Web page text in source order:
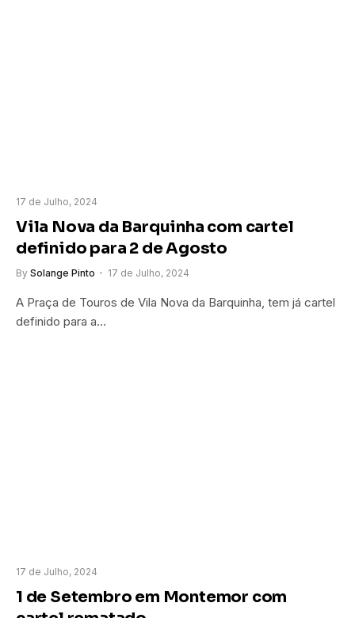
17 de Julho, 2024
Vila Nova da Barquinha com cartel
definido para 2 de Agosto
By Solange Pinto 17 de Julho, 2024
A Praça de Touros de Vila Nova da Barquinha, tem já cartel
definido para a…
17 de Julho, 2024
1 de Setembro em Montemor com